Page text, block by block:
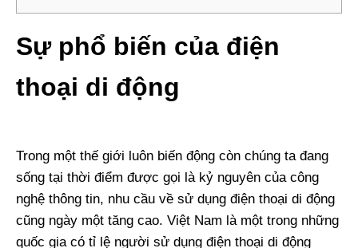
Sự phổ biến của điện
thoại di động
Trong một thế giới luôn biến động còn chúng ta đang
sống tại thời điểm được gọi là kỷ nguyên của công
nghệ thông tin, nhu cầu về sử dụng điện thoại di động
cũng ngày một tăng cao. Việt Nam là một trong những
quốc gia có tỉ lệ người sử dụng điện thoại di động